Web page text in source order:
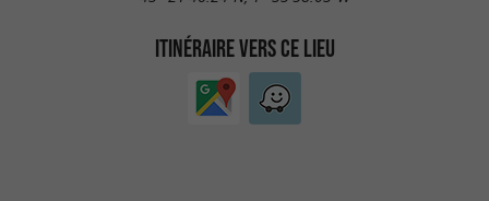
ITINÉRAIRE VERS CE LIEU